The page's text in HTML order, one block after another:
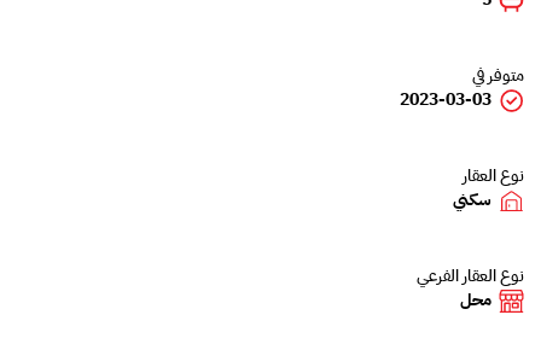
متوفر في
2023-03-03
نوع العقار
سكني
نوع العقار الفرعي
محل